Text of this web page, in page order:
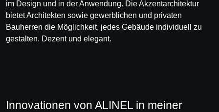
im Design und in der Anwendung. Die Akzentarchitektur
bietet Architekten sowie gewerblichen und privaten
Bauherren die Möglichkeit, jedes Gebäude individuell zu
gestalten. Dezent und elegant.
Innovationen von ALINEL in meiner